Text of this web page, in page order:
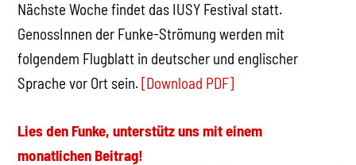
Nächste Woche findet das IUSY Festival statt.
GenossInnen der Funke-Strömung werden mit
folgendem Flugblatt in deutscher und englischer
Sprache vor Ort sein.[Download PDF]
Lies den Funke, unterstütz uns mit einem
monatlichen Beitrag!